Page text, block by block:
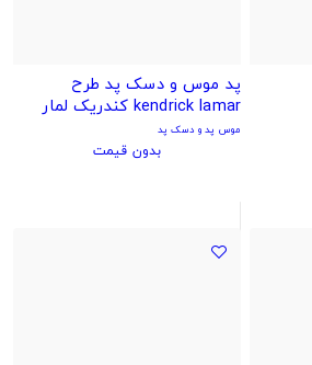
پد موس و دسک پد طرح
kendrick lamar کندریک لمار
طرح
موس پد و دسک پد
بدون قیمت